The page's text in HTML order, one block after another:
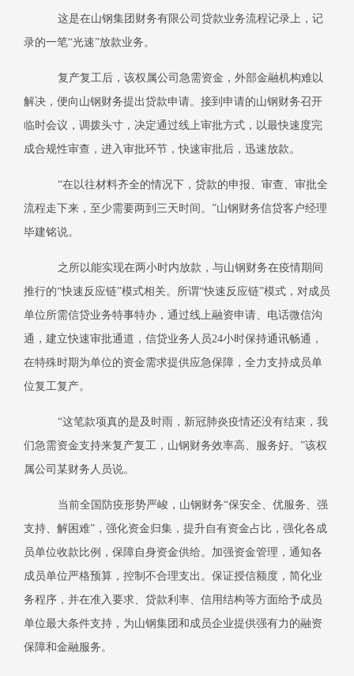
这是在山钢集团财务有限公司贷款业务流程记录上，记
录的一笔“光速”放款业务。
复产复工后，该权属公司急需资金，外部金融机构难以
解决，便向山钢财务提出贷款申请。接到申请的山钢财务召开
临时会议，调拨头寸，决定通过线上审批方式，以最快速度完
成合规性审查，进入审批环节，快速审批后，迅速放款。
“在以往材料齐全的情况下，贷款的申报、审查、审批全
流程走下来，至少需要两到三天时间。”山钢财务信贷客户经理
毕建铭说。
之所以能实现在两小时内放款，与山钢财务在疫情期间
推行的“快速反应链”模式相关。所谓“快速反应链”模式，对成员
单位所需信贷业务特事特办，通过线上融资申请、电话微信沟
通，建立快速审批通道，信贷业务人员24小时保持通讯畅通，
在特殊时期为单位的资金需求提供应急保障，全力支持成员单
位复工复产。
“这笔款项真的是及时雨，新冠肺炎疫情还没有结束，我
们急需资金支持来复产复工，山钢财务效率高、服务好。”该权
属公司某财务人员说。
当前全国防疫形势严峻，山钢财务“保安全、优服务、强
支持、解困难”，强化资金归集，提升自有资金占比，强化各成
员单位收款比例，保障自身资金供给。加强资金管理，通知各
成员单位严格预算，控制不合理支出。保证授信额度，简化业
务程序，并在准入要求、贷款利率、信用结构等方面给予成员
单位最大条件支持，为山钢集团和成员企业提供强有力的融资
保障和金融服务。